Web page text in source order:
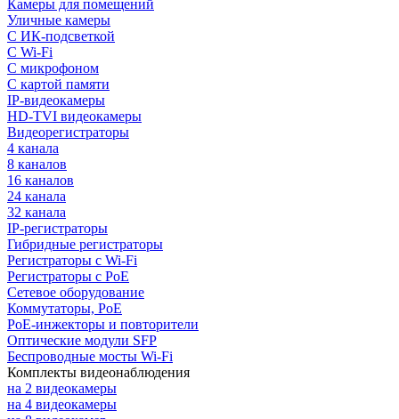
Камеры для помещений
Уличные камеры
С ИК-подсветкой
С Wi-Fi
С микрофоном
С картой памяти
IP-видеокамеры
HD-TVI видеокамеры
Видеорегистраторы
4 канала
8 каналов
16 каналов
24 канала
32 канала
IP-регистраторы
Гибридные регистраторы
Регистраторы с Wi-Fi
Регистраторы с PoE
Сетевое оборудование
Коммутаторы, PoE
PoE-инжекторы и повторители
Оптические модули SFP
Беспроводные мосты Wi-Fi
Комплекты видеонаблюдения
на 2 видеокамеры
на 4 видеокамеры